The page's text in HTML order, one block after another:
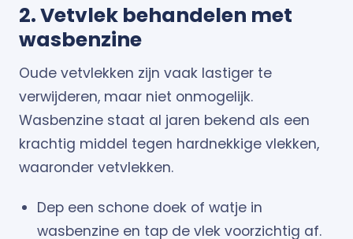
2. Vetvlek behandelen met
wasbenzine
Oude vetvlekken zijn vaak lastiger te
verwijderen, maar niet onmogelijk.
Wasbenzine staat al jaren bekend als een
krachtig middel tegen hardnekkige vlekken,
waaronder vetvlekken.
Dep een schone doek of watje in
wasbenzine en tap de vlek voorzichtig af.